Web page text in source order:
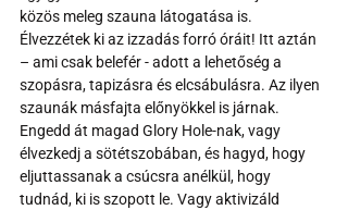
közös meleg szauna látogatása is.
Élvezzétek ki az izzadás forró óráit! Itt aztán
– ami csak belefér - adott a lehetőség a
szopásra, tapizásra és elcsábulásra. Az ilyen
szaunák másfajta előnyökkel is járnak.
Engedd át magad Glory Hole-nak, vagy
élvezkedj a sötétszobában, és hagyd, hogy
eljuttassanak a csúcsra anélkül, hogy
tudnád, ki is szopott le. Vagy aktivizáld